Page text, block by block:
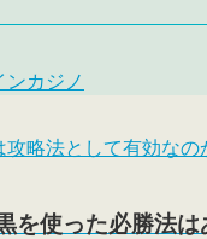
ンカジノ
攻略法として有効な
を使った必勝法は